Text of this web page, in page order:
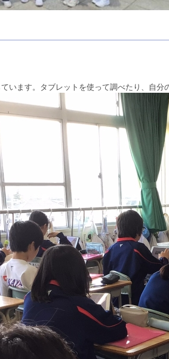
います。タブレットを使って調べたり、自分